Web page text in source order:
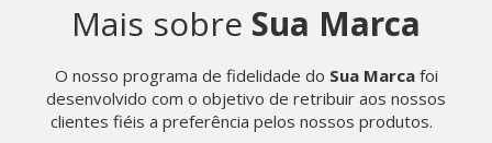
Mais sobre Sua Marca
O nosso programa de fidelidade do Sua Marcafoi
desenvolvido com o objetivo de retribuir aos nossos
clientes fiéis a preferência pelos nossos produtos.